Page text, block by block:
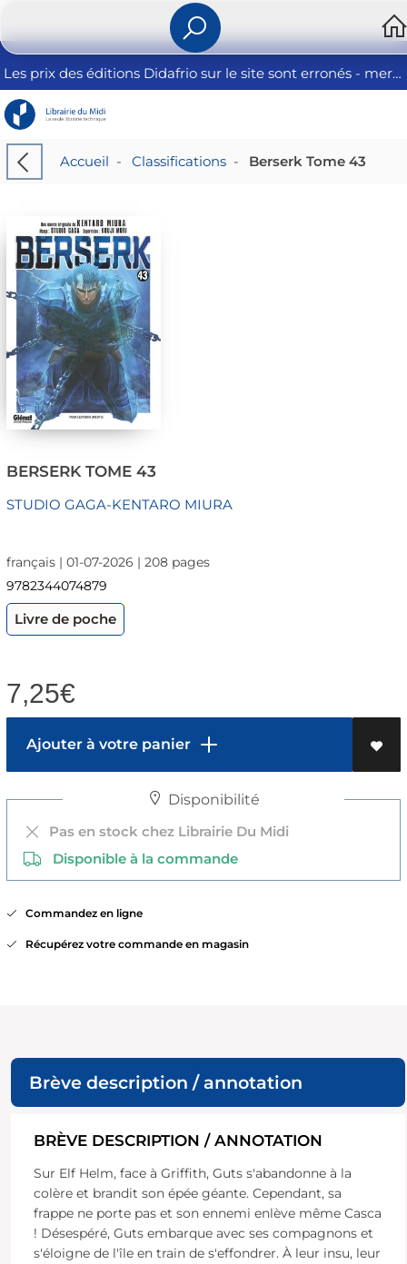
Les prix des éditions Didafrio sur le site sont erronés - merci de nous contacter
Accueil - Classifications- Berserk Tome 43
BERSERK TOME 43
STUDIO GAGA-KENTARO MIURA
français | 01-07-2026 | 208 pages
9782344074879
Livre de poche
7,25€
Ajouter à votre panier
Disponibilité
Pas en stock chez Librairie Du Midi
Disponible à la commande
Commandez en ligne
Récupérez votre commande en magasin
Brève description / annotation
BRÈVE DESCRIPTION / ANNOTATION
Sur Elf Helm, face à Griffith, Guts s'abandonne à la
colère et brandit son épée géante. Cependant, sa
frappe ne porte pas et son ennemi enlève même Casca
! Désespéré, Guts embarque avec ses compagnons et
s'éloigne de l'île en train de s'effondrer. À leur insu, leur